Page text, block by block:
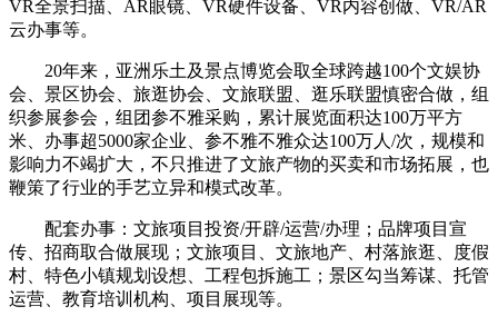
VR全景扫描、AR眼镜、VR硬件设备、VR内容创做、VR/AR
云办事等。
20年来，亚洲乐土及景点博览会取全球跨越100个文娱协
会、景区协会、旅逛协会、文旅联盟、逛乐联盟慎密合做，组
织参展参会，组团参不雅采购，累计展览面积达100万平方
米、办事超5000家企业、参不雅不雅众达100万人/次，规模和
影响力不竭扩大，不只推进了文旅产物的买卖和市场拓展，也
鞭策了行业的手艺立异和模式改革。
配套办事：文旅项目投资/开辟/运营/办理；品牌项目宣
传、招商取合做展现；文旅项目、文旅地产、村落旅逛、度假
村、特色小镇规划设想、工程包拆施工；景区勾当筹谋、托管
运营、教育培训机构、项目展现等。